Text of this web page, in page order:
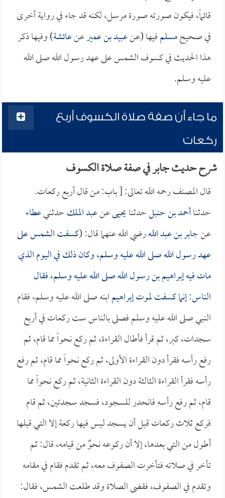
قائماً، فيكون صورته صورة مرسل، لكنه قد جاء في رواية أخرى
في صحيحمسلمفيها (عنعبيد بن عميرعنعائشة) وفيها ذكر
هذا الحديث في كسوف الشمس على عهد رسول الله صلى الله
عليه وسلم.
ما جاء أن صفة صلاة الكسوف أربع
ركعات
شرح حديث جابر في صفة صلاة الكسوف
قال المصنف رحمه الله تعالى: [ باب: من قال أربع ركعات.
حدثناأحمد بن حنبلحدثنايحيىعنعبد الملكحدثنيعطاء
عنجابر بن عبد اللهرضي الله عنهما قال: (كسفت الشمس على
عهد رسول الله صلى الله عليه وسلم، وكان ذلك في اليوم الذي
مات فيهإبراهيم بن رسول اللهصلى الله عليه وسلم، فقال
الناس: إنما كسفت لموتإبراهيمابنه صلى الله عليه وسلم، فقام
النبي صلى الله عليه وسلم فصلى بالناس ست ركعات في أربع
سجدات، كبر، ثم قرأ فأطال القراءة، ثم ركع نحواً مما قام، ثم
رفع رأسه فقرأ دون القراءة الأولى، ثم ركع نحواً مما قام، ثم رفع
رأسه فقرأ القراءة الثالثة دون القراءة الثانية، ثم ركع نحواً مما
قام، ثم رفع رأسه فانحدر للسجود، فسجد سجدتين، ثم قام
فركع ثلاث ركعات قبل أن يسجد ليس فيها ركعة إلا التي قبلها
أطول من التي بعدها، إلا أن ركوعه نحوٌ من قيامه، قال: ثم
تأخر في صلاته فتأخرت الصفوف معه، ثم تقدم فقام في مقامه
وتقدم في الصفوف، فقضى الصلاة وقد طلعت الشمس، فقال: